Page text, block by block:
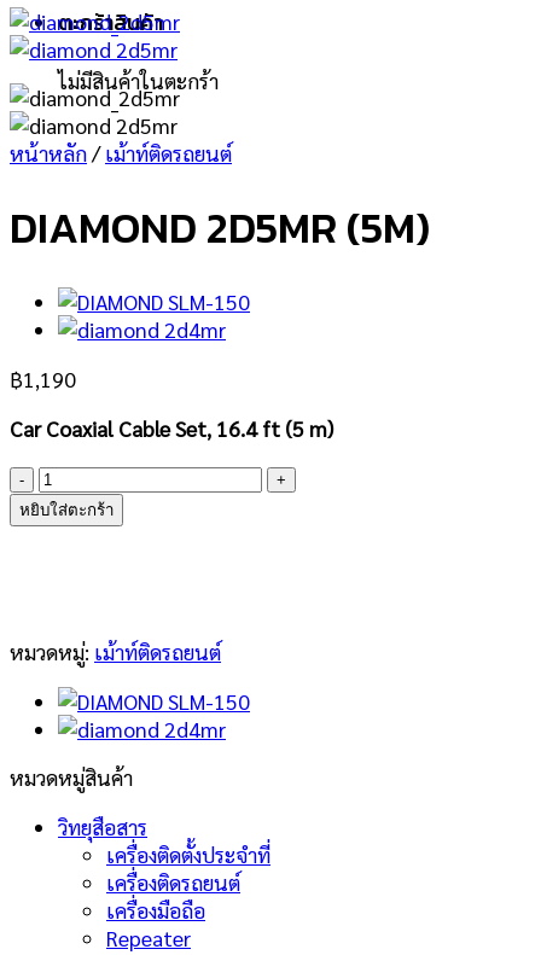
ตะกร้าสินค้า
ไม่มีสินค้าในตะกร้า
หน้าหลัก/ เม้าท์ติดรถยนต์
DIAMOND 2D5MR (5M)
฿1,190
Car Coaxial Cable Set, 16.4 ft (5 m)
จำนวน
DIAMOND
2D5MR
หยิบใส่ตะกร้า
หมวดหมู่: เม้าท์ติดรถยนต์
หมวดหมู่สินค้า
วิทยุสือสาร
เครื่องติดตั้งประจำที่
เครื่องติดรถยนต์
เครื่องมือถือ
Repeater